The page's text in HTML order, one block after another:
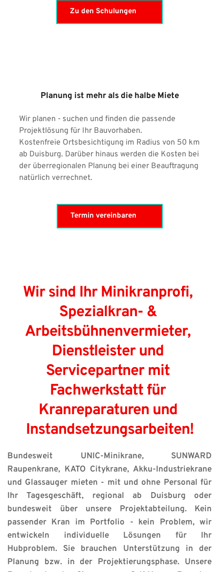
Zu den Schulungen
Planung ist mehr als die halbe Miete
Wir planen - suchen und finden die passende
Projektlösung für Ihr Bauvorhaben.
Kostenfreie Ortsbesichtigung im Radius von 50 km
ab Duisburg. Darüber hinaus werden die Kosten bei
der überregionalen Planung bei einer Beauftragung
natürlich verrechnet.
Termin vereinbaren
Wir sind Ihr Minikranprofi,
Spezialkran- &
Arbeitsbühnenvermieter,
Dienstleister und
Servicepartner mit
Fachwerkstatt für
Kranreparaturen und
Instandsetzungsarbeiten!
Bundesweit UNIC-Minikrane, SUNWARD
Raupenkrane, KATO Citykrane, Akku-Industriekrane
und Glassauger mieten - mit und ohne Personal für
Ihr Tagesgeschäft, regional ab Duisburg oder
bundesweit über unsere Projektabteilung. Kein
passender Kran im Portfolio - kein Problem, wir
entwickeln individuelle Lösungen für Ihr
Hubproblem. Sie brauchen Unterstützung in der
Planung bzw. in der Projektierungsphase. Unsere